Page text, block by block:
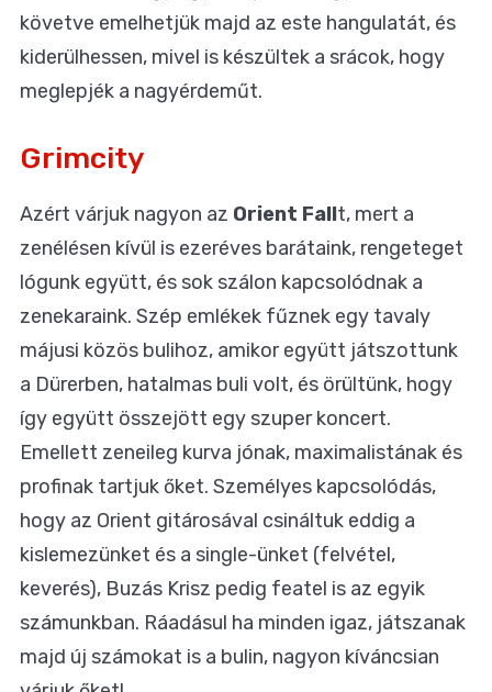
követve emelhetjük majd az este hangulatát, és
kiderülhessen, mivel is készültek a srácok, hogy
meglepjék a nagyérdeműt.
Grimcity
Azért várjuk nagyon az Orient Fallt, mert a
zenélésen kívül is ezeréves barátaink, rengeteget
lógunk együtt, és sok szálon kapcsolódnak a
zenekaraink. Szép emlékek fűznek egy tavaly
májusi közös bulihoz, amikor együtt játszottunk
a Dürerben, hatalmas buli volt, és örültünk, hogy
így együtt összejött egy szuper koncert.
Emellett zeneileg kurva jónak, maximalistának és
profinak tartjuk őket. Személyes kapcsolódás,
hogy az Orient gitárosával csináltuk eddig a
kislemezünket és a single-ünket (felvétel,
keverés), Buzás Krisz pedig featel is az egyik
számunkban. Ráadásul ha minden igaz, játszanak
majd új számokat is a bulin, nagyon kíváncsian